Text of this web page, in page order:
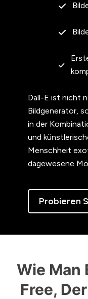
Dall-E ist nicht
Bildgenerator,
in der
und
Menschheit
dagewesene
Probieren
Wie Man
Free,